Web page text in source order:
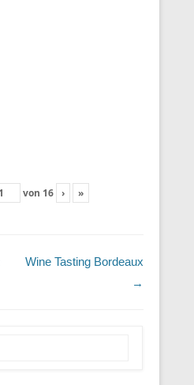
von 16 › »
Wine Tasting Bordeaux
→